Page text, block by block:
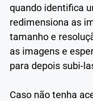
quando identifica
redimensiona as
tamanho e
as imagens e
para depois subi-
Caso não tenha